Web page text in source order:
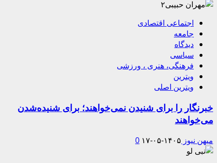
اجتماعی اقتصادی
جامعه
دیدگاه
سیاسی
فرهنگی، هنری ، ورزشی
ویترین
ویترین اصلی
خبرنگار را برای شنیدن نمی‌خواهند؛ برای شنیده‌شدن
می‌خواهند
میهن نیوز ۱۴۰۵-۰۵-۱۷ 0